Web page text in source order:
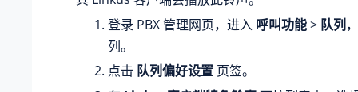
登录 PBX 管理网页，进入 呼叫功能> 队列
列。
点击 队列偏好设置 页签。